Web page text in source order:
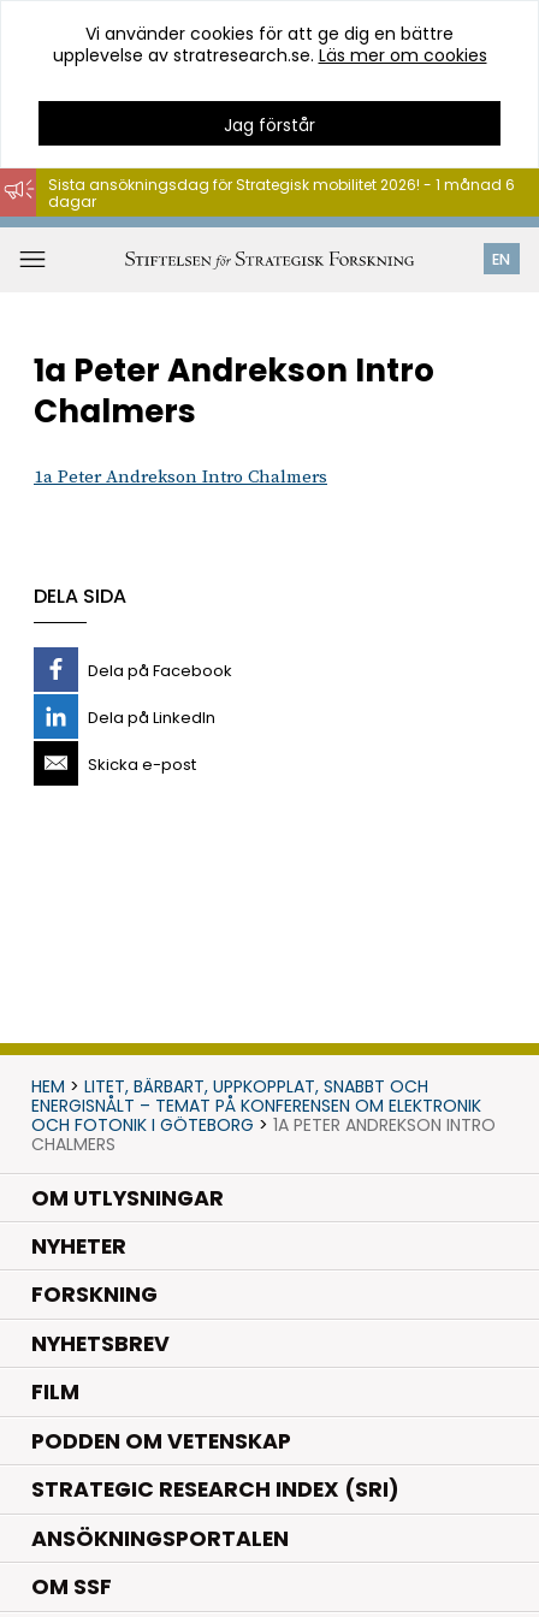
Hoppa
till
innehåll
Vi använder cookies för att ge dig en bättre
upplevelse av stratresearch.se. Läs mer om cookies
Jag förstår
EN
Sista ansökningsdag för Strategisk mobilitet 2026! - 1 månad 6
dagar
1a Peter Andrekson Intro
Chalmers
1a Peter Andrekson Intro Chalmers
DELA SIDA
Dela på Facebook
Dela på LinkedIn
Skicka e-post
HEM > LITET, BÄRBART, UPPKOPPLAT, SNABBT OCH
ENERGISNÅLT – TEMAT PÅ KONFERENSEN OM ELEKTRONIK
OCH FOTONIK I GÖTEBORG > 1A PETER ANDREKSON INTRO
CHALMERS
OM UTLYSNINGAR
NYHETER.
FORSKNING.
NYHETSBREV
FILM
PODDEN OM VETENSKAP
STRATEGIC RESEARCH INDEX (SRI)
ANSÖKNINGSPORTALEN
OM SSF